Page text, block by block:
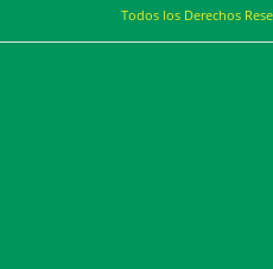
Todos los Derechos